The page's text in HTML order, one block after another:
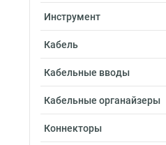
Инструмент
Кабель
Кабельные вводы
Кабельные органайзеры
Коннекторы